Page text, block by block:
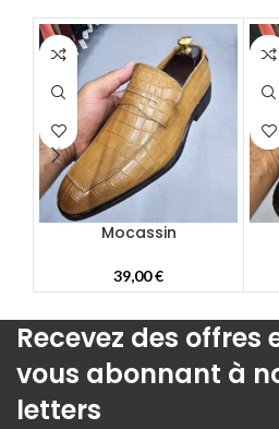
Mocassin
39,00€
Recevez des offres
vous abonnant à
letters